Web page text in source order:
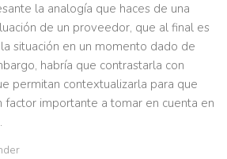
la analogía que haces de una
de un proveedor, que al final es
situación en un momento dado de
habría que contrastarla con
permitan contextualizarla para que
factor importante a tomar en cuenta en